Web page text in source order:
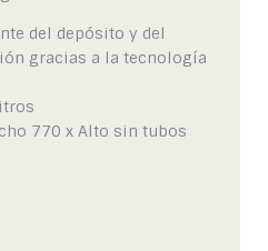
del depósito y del
gracias a la tecnología
770 x Alto sin tubos